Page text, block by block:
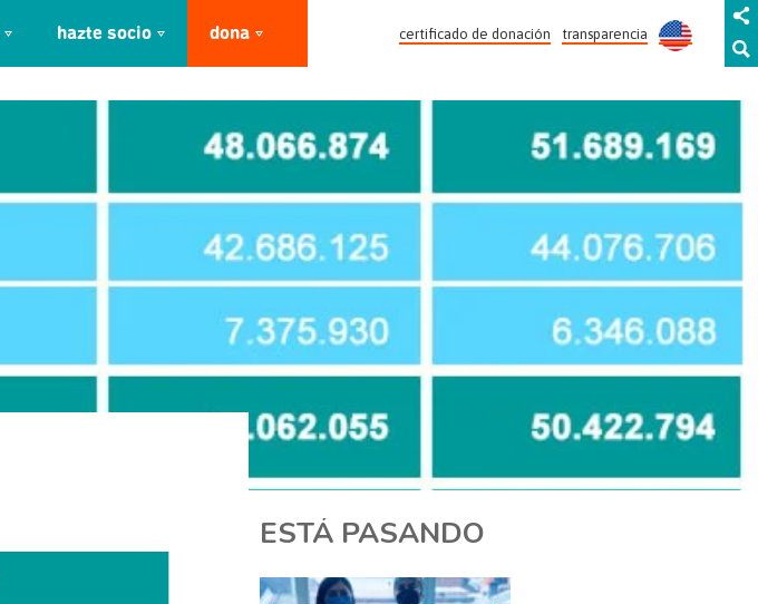
hazte socio dona transparencia
certificado de donación
ESTÁ PASANDO